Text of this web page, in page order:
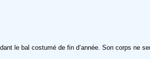
le bal costumé de fin d’année. Son corps ne